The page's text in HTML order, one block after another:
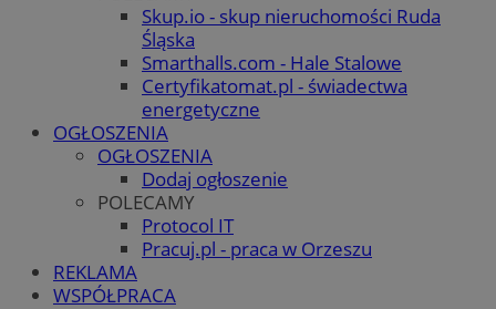
Skup.io - skup nieruchomości Ruda
Śląska
Smarthalls.com - Hale Stalowe
Certyfikatomat.pl - świadectwa
energetyczne
OGŁOSZENIA
OGŁOSZENIA
Dodaj ogłoszenie
POLECAMY
Protocol IT
Pracuj.pl - praca w Orzeszu
REKLAMA
WSPÓŁPRACA